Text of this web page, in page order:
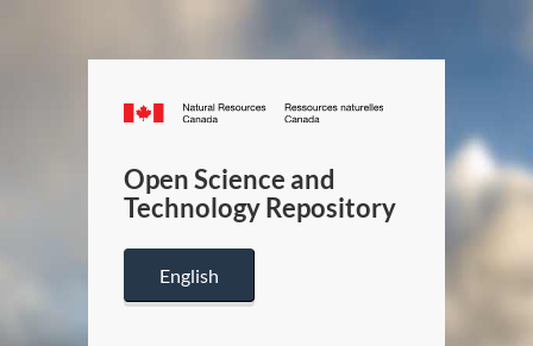
Canada.ca
/
Canada
Open Science and
Technology Repository
English